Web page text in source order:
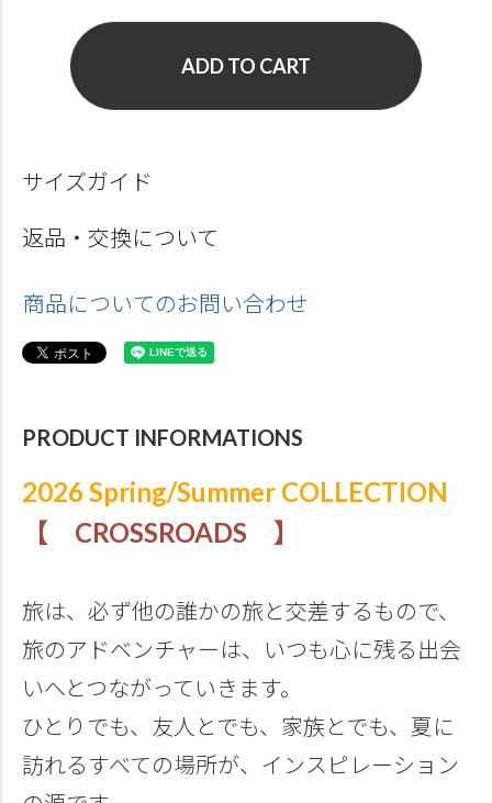
ADD TO CART
サイズガイド
返品・交換について
商品についてのお問い合わせ
PRODUCT INFORMATIONS
2026 Spring/Summer COLLECTION
【 CROSSROADS 】
旅は、必ず他の誰かの旅と交差するもので、
旅のアドベンチャーは、いつも心に残る出会
いへとつながっていきます。
ひとりでも、友人とでも、家族とでも、夏に
訪れるすべての場所が、インスピレーション